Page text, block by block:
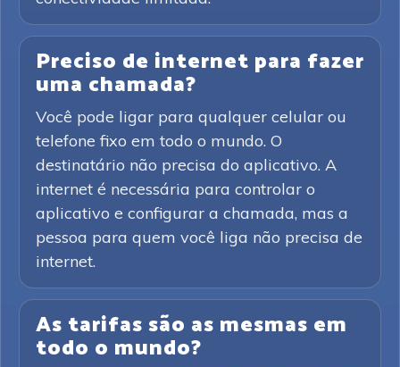
Preciso de internet para fazer
uma chamada?
Você pode ligar para qualquer celular ou
telefone fixo em todo o mundo. O
destinatário não precisa do aplicativo. A
internet é necessária para controlar o
aplicativo e configurar a chamada, mas a
pessoa para quem você liga não precisa de
internet.
As tarifas são as mesmas em
todo o mundo?